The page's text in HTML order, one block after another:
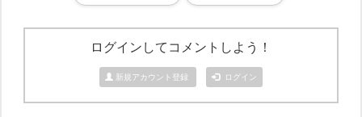
ログインしてコメントしよう！
新規アカウント登録 ログイン